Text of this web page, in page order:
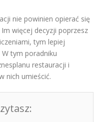
nie powinien opierać się
Im więcej decyzji poprzesz
tym lepiej
tym poradniku
restauracji i
nich umieścić.